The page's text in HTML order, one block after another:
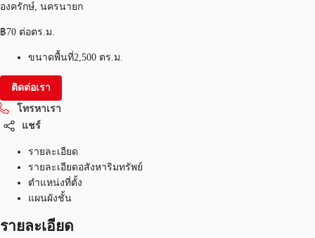
องครักษ์, นครนายก
฿70 ต่อตร.ม.
ขนาดพื้นที่2,500 ตร.ม.
ติดต่อเรา
โทรหาเรา
แชร์
รายละเอียด
รายละเอียดอสังหาริมทรัพย์
ตำแหน่งที่ตั้ง
แผนผังชั้น
รายละเอียด